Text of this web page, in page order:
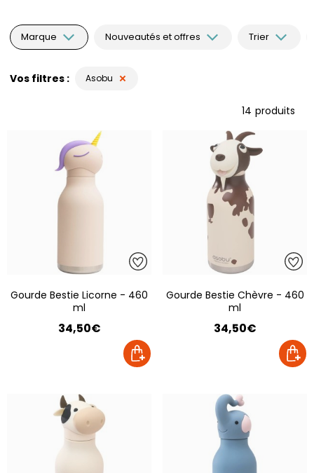
Marque Nouveautés et offres Trier
Vos filtres Asobu
14 produits
Gourde Bestie Licorne - 460
ml
34,50€
Gourde Bestie Chèvre - 460
ml
34,50€